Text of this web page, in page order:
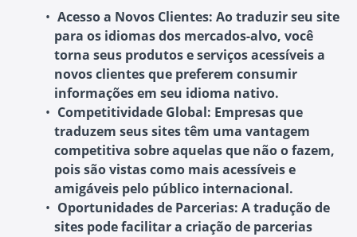
Acesso a Novos Clientes: Ao traduzir seu site
para os idiomas dos mercados-alvo, você
torna seus produtos e serviços acessíveis a
novos clientes que preferem consumir
informações em seu idioma nativo.
Competitividade Global: Empresas que
traduzem seus sites têm uma vantagem
competitiva sobre aquelas que não o fazem,
pois são vistas como mais acessíveis e
amigáveis pelo público internacional.
Oportunidades de Parcerias: A tradução de
sites pode facilitar a criação de parcerias